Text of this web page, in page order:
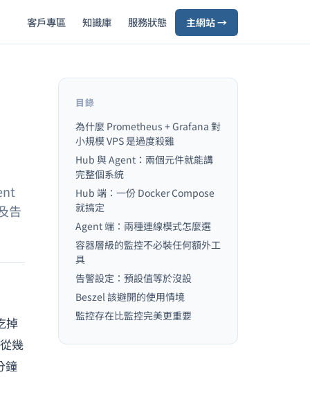
客戶專區 知識庫 服務狀態 主網站 →
告
掉
幾
鐘
目錄
為什麼 Prometheus + Grafana 對
小規模 VPS 是過度殺雞
Hub 與 Agent：兩個元件就能講
完整個系統
Hub 端：一份 Docker Compose
就搞定
Agent 端：兩種連線模式怎麼選
容器層級的監控不必裝任何額外工
具
告警設定：預設值等於沒設
Beszel 該避開的使用情境
監控存在比監控完美更重要